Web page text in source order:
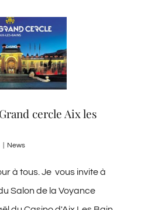
cercle Aix les
News
à tous. Je vous invite à
Salon de la Voyance